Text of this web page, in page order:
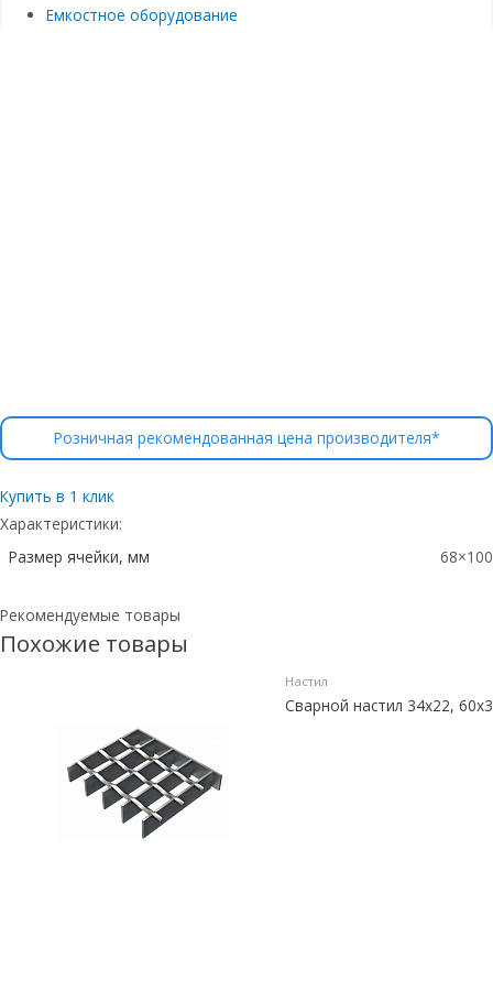
Емкостное оборудование
Розничная рекомендованная цена производителя*
Купить в 1 клик
Характеристики:
Размер ячейки, мм
68×100
Рекомендуемые товары
Похожие товары
Настил
Сварной настил 34х22, 60х3